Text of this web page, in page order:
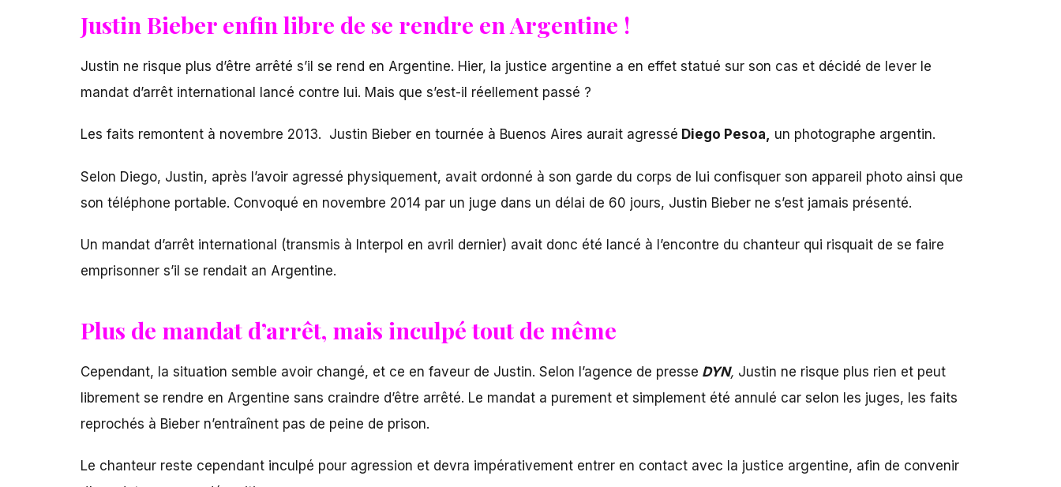
Justin Bieber enfin libre de se rendre en Argentine !
Justin ne risque plus d’être arrêté s’il se rend en Argentine. Hier, la justice argentine a en effet statué sur son cas et décidé de lever le
mandat d’arrêt international lancé contre lui. Mais que s’est-il réellement passé ?
Les faits remontent à novembre 2013. Justin Bieber en tournée à Buenos Aires aurait agressé Diego Pesoa, un photographe argentin.
Selon Diego, Justin, après l’avoir agressé physiquement, avait ordonné à son garde du corps de lui confisquer son appareil photo ainsi que
son téléphone portable. Convoqué en novembre 2014 par un juge dans un délai de 60 jours, Justin Bieber ne s’est jamais présenté.
Un mandat d’arrêt international (transmis à Interpol en avril dernier) avait donc été lancé à l’encontre du chanteur qui risquait de se faire
emprisonner s’il se rendait an Argentine.
Plus de mandat d’arrêt, mais inculpé tout de même
Cependant, la situation semble avoir changé, et ce en faveur de Justin. Selon l’agence de presse DYN, Justin ne risque plus rien et peut
librement se rendre en Argentine sans craindre d’être arrêté. Le mandat a purement et simplement été annulé car selon les juges, les faits
reprochés à Bieber n’entraînent pas de peine de prison.
Le chanteur reste cependant inculpé pour agression et devra impérativement entrer en contact avec la justice argentine, afin de convenir